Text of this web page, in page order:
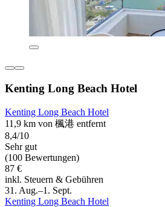
Kenting Long Beach Hotel
Kenting Long Beach Hotel
11,9 km von 楓港 entfernt
8,4/10
Sehr gut
(100 Bewertungen)
87 €
inkl. Steuern & Gebühren
31. Aug.–1. Sept.
Kenting Long Beach Hotel